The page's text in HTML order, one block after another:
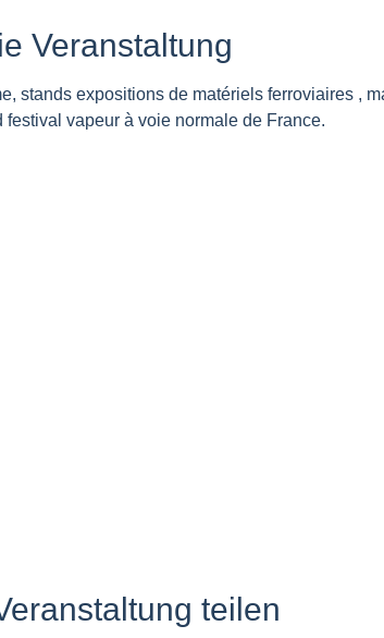
Veranstaltung
stands expositions de matériels ferroviaires ,
festival vapeur à voie normale de France.
teilen